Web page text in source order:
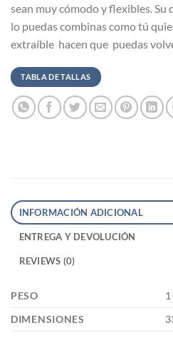
sean muy cómodo y flexibles. Su
lo puedas combinas como tú
extraíble hacen que puedas
TABLA DE TALLAS
INFORMACIÓN ADICIONAL
ENTREGA Y DEVOLUCIÓN
REVIEWS (0)
PESO
1
DIMENSIONES